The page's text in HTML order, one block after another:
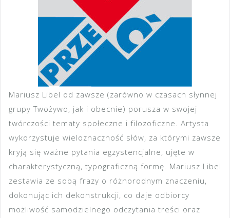
Mariusz Libel od zawsze (zarówno w czasach słynnej
grupy Twożywo, jak i obecnie) porusza w swojej
twórczości tematy społeczne i filozoficzne. Artysta
wykorzystuje wieloznaczność słów, za którymi zawsze
kryją się ważne pytania egzystencjalne, ujęte w
charakterystyczną, typograficzną formę. Mariusz Libel
zestawia ze sobą frazy o różnorodnym znaczeniu,
dokonując ich dekonstrukcji, co daje odbiorcy
możliwość samodzielnego odczytania treści oraz